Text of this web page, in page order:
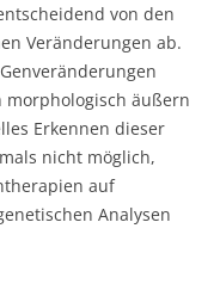
von den
Veränderungen ab.
morphologisch äußern
Erkennen dieser
nicht möglich,
auf
Analysen